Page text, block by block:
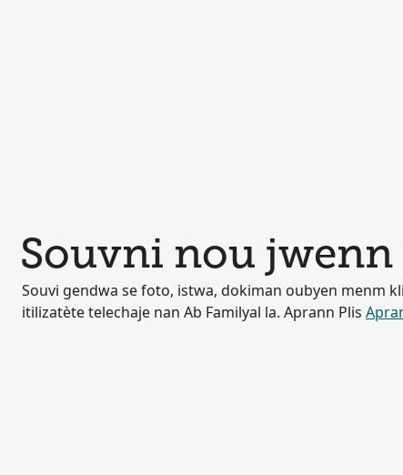
Souvni nou jwenn
Souvi gendwa se foto, istwa, dokiman oubyen menm
itilizatète telechaje nan Ab Familyal la. Aprann Plis